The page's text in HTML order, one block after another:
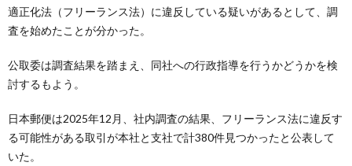
適正化法（フリーランス法）に違反している疑いがあるとして、調
査を始めたことが分かった。
公取委は調査結果を踏まえ、同社への行政指導を行うかどうかを検
討するもよう。
日本郵便は2025年12月、社内調査の結果、フリーランス法に違反す
る可能性がある取引が本社と支社で計380件見つかったと公表して
いた。